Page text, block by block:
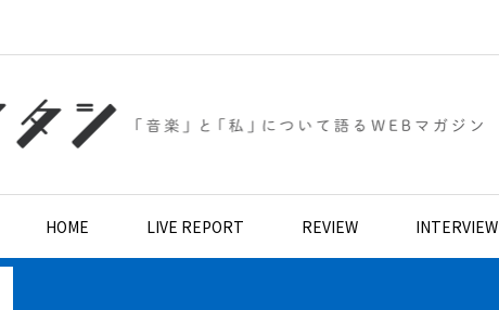
HOME LIVE REPORT REVIEW INTERVIEW